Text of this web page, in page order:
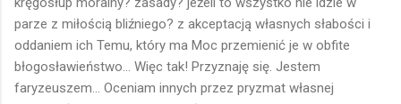
parze z miłością bliźniego? z akceptacją własnych słabości i
oddaniem ich Temu, który ma Moc przemienić je w obfite
błogosławieństwo... Więc tak! Przyznaję się. Jestem
faryzeuszem... Oceniam innych przez pryzmat własnej